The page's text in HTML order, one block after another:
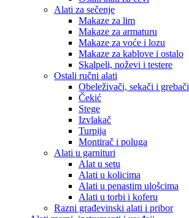
Alati za sečenje
Makaze za lim
Makaze za armaturu
Makaze za voće i lozu
Makaze za kablove i ostalo
Skalpeli, noževi i testere
Ostali ručni alati
Obeleživači, sekači i grebači
Čekić
Stege
Izvlakač
Turpija
Montirač i poluga
Alati u garnituri
Alat u setu
Alati u kolicima
Alati u penastim ulošcima
Alati u torbi i koferu
Razni građevinski alati i pribor